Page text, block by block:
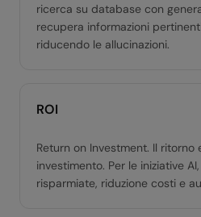
ricerca su database con
recupera informazioni
riducendo le allucinazioni.
ROI
Return on Investment. Il ritorno
investimento. Per le iniziative
risparmiate, riduzione costi e